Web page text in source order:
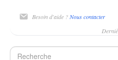
Besoin d'aide ?Nous contacter